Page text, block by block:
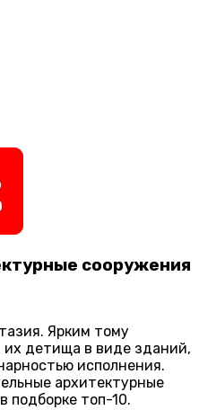
сооружения
Ярким тому
детища в виде зданий,
исполнения.
архитектурные
подборке топ-10.